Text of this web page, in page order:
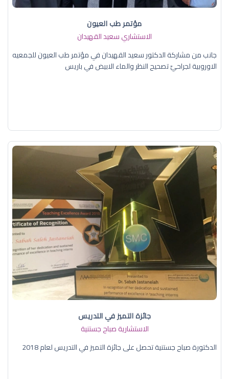
مؤتمر طب العيون
الاستشاري سعيد القهيدان
جانب من مشاركة الدكتور سعيد القهيدان في مؤتمر طب العيون للجمعيه
الاوروبية لجراحيّ تصحيح النظر والماء الابيض في باريس
جائزة التميز في التدريس
الاستشارية صباح جستنية
الدكتورة صباح جستنية تحصل على جائزة التميز في التدريس لعام 2018